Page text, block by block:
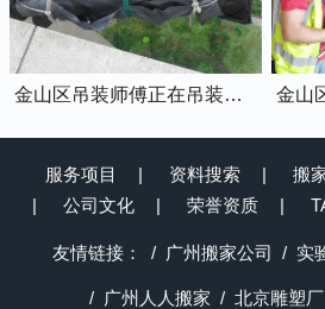
金山区吊装师傅正在吊装物品上楼
服务项目 资料搜索 搬
公司文化
荣誉资质
友情链接： 广州搬家公司 实
广州人人搬家 北京雕塑厂